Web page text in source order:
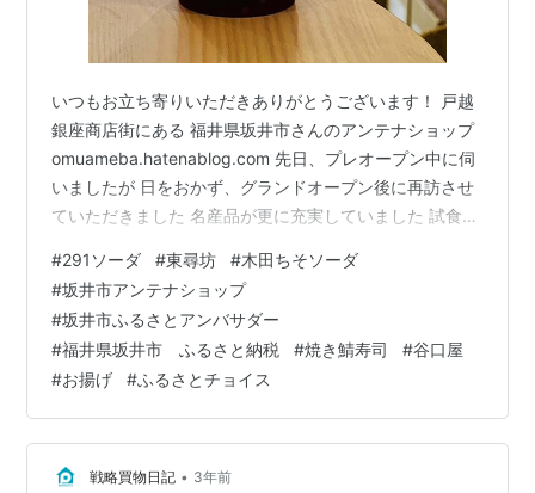
いつもお立ち寄りいただきありがとうございます！ 戸越
銀座商店街にある 福井県坂井市さんのアンテナショップ
omuameba.hatenablog.com 先日、プレオープン中に伺
いましたが 日をおかず、グランドオープン後に再訪させ
ていただきました 名産品が更に充実していました 試食な
くなので、東尋坊近くのドリンク店「291ソーダ」さんの
木田ちそソーダをいただきました 先日テレビ番組で「赤
紫蘇が免疫に良い」という情報を聞いてハマっているタ
イミングだったので木田ちそに興味津々！ 香り高く、サ
ッパリで暑い日に最高 その場で出来るふるさと納税返
礼…
#291ソーダ #東尋坊 #木田ちそソーダ
#坂井市アンテナショップ
#坂井市ふるさとアンバサダー
#福井県坂井市 ふるさと納税 #焼き鯖寿司 #谷口屋
#お揚げ #ふるさとチョイス
戦略買物日記 • 3年前